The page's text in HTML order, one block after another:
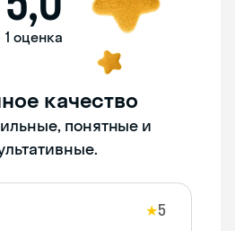
1 оценка
качество
понятные и
★5